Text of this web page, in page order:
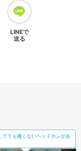
LINEで
送る
てても痛くないヘッドホンがあ